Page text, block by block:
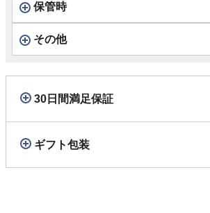
保管時
その他
30日間満足保証
ギフト包装